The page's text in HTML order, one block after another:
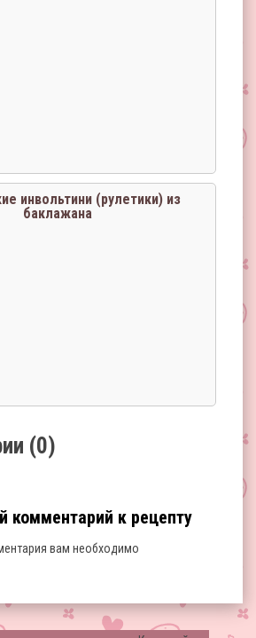
инвольтини (рулетики) из
баклажана
(0)
комментарий к рецепту
вам необходимо